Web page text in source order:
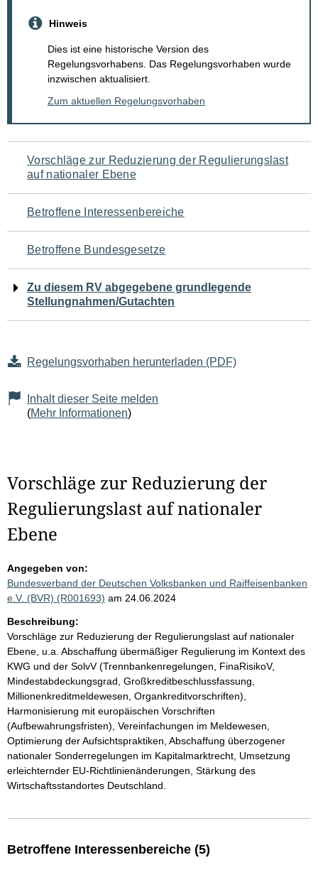
Hinweis
Dies ist eine historische Version des
Regelungsvorhabens. Das Regelungsvorhaben wurde
inzwischen aktualisiert.
Zum aktuellen Regelungsvorhaben
Navigation
für
den
Seiteninhalt
Vorschläge zur Reduzierung der Regulierungslast
auf nationaler Ebene
Betroffene Interessenbereiche
Betroffene Bundesgesetze
Zu diesem RV abgegebene grundlegende
Stellungnahmen/Gutachten
Regelungsvorhaben herunterladen (PDF)
Inhalt dieser Seite melden
(Mehr Informationen)
Vorschläge zur Reduzierung der
Regulierungslast auf nationaler
Ebene
Angegeben von:
Bundesverband der Deutschen Volksbanken und Raiffeisenbanken
e.V. (BVR) (R001693) am 24.06.2024
Beschreibung:
Vorschläge zur Reduzierung der Regulierungslast auf nationaler
Ebene, u.a. Abschaffung übermäßiger Regulierung im Kontext des
KWG und der SolvV (Trennbankenregelungen, FinaRisikoV,
Mindestabdeckungsgrad, Großkreditbeschlussfassung,
Millionenkreditmeldewesen, Organkreditvorschriften),
Harmonisierung mit europäischen Vorschriften
(Aufbewahrungsfristen), Vereinfachungen im Meldewesen,
Optimierung der Aufsichtspraktiken, Abschaffung überzogener
nationaler Sonderregelungen im Kapitalmarktrecht, Umsetzung
erleichternder EU-Richtlinienänderungen, Stärkung des
Wirtschaftsstandortes Deutschland.
Betroffene Interessenbereiche (5)